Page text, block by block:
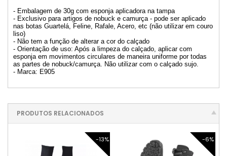
- Embalagem de 30g com esponja aplicadora na tampa
- Exclusivo para artigos de nobuck e camurça - pode ser aplicado
nas botas Guartelá, Feline, Rafale, Acero, etc (não utilizar em couro
liso)
- Não tem a função de alterar a cor do calçado
- Orientação de uso: Após a limpeza do calçado, aplicar com
esponja em movimentos circulares de maneira uniforme por todas
as partes de nobuck/camurça. Não utilizar com o calçado sujo.
- Marca: E905
PRODUTOS RELACIONADOS
-13% -6%